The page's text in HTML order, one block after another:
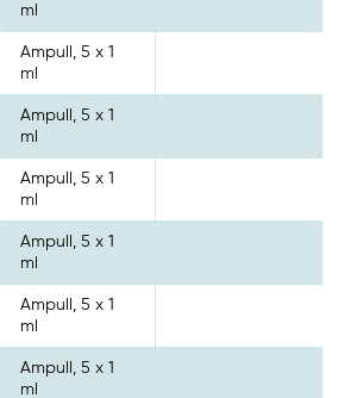
ml
Ampull, 5 x 1
ml
Ampull, 5 x 1
ml
Ampull, 5 x 1
ml
Ampull, 5 x 1
ml
Ampull, 5 x 1
ml
Ampull, 5 x 1
ml